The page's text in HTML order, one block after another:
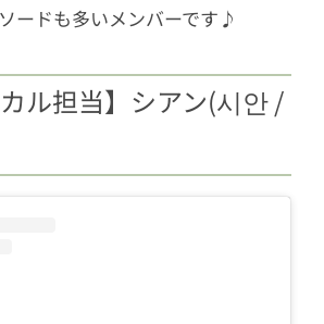
ードも多いメンバーです♪
カル担当】シアン(시안 /